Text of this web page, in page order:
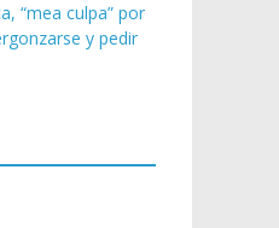
“mea culpa” por
y pedir